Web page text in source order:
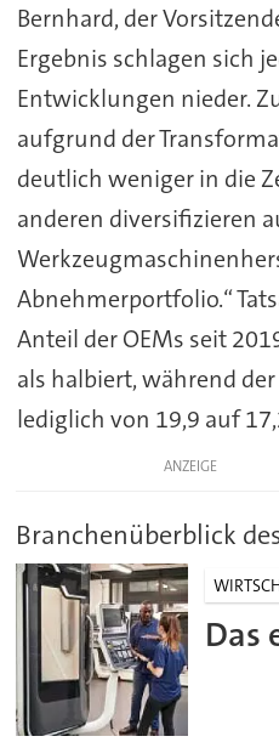
Bernhard, der
Ergebnis schlagen sich
Entwicklungen nieder.
aufgrund der
deutlich weniger in die
anderen diversifizieren
Abnehmerportfolio.“
Anteil der OEMs seit
als halbiert, während
lediglich von 19,9 auf
ANZEIGE
Branchenüberblick
Das